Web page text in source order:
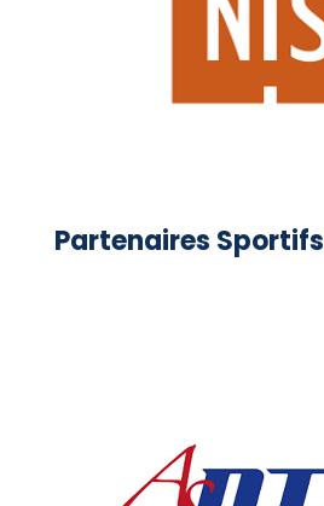
Partenaires Sportifs